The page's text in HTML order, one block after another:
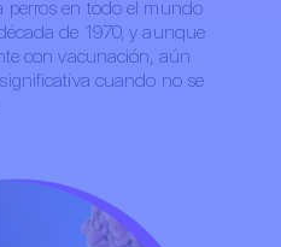
perros en todo el mundo
de 1970, y aunque
con vacunación, aún
cuando no se